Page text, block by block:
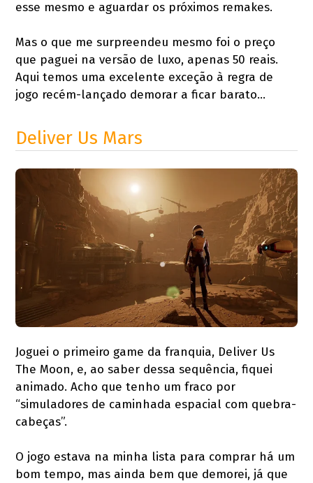
esse mesmo e aguardar os próximos remakes.
Mas o que me surpreendeu mesmo foi o preço
que paguei na versão de luxo, apenas 50 reais.
Aqui temos uma excelente exceção à regra de
jogo recém-lançado demorar a ficar barato…
Deliver Us Mars
Joguei o primeiro game da franquia, Deliver Us
The Moon, e, ao saber dessa sequência, fiquei
animado. Acho que tenho um fraco por
“simuladores de caminhada espacial com quebra-
cabeças”.
O jogo estava na minha lista para comprar há um
bom tempo, mas ainda bem que demorei, já que